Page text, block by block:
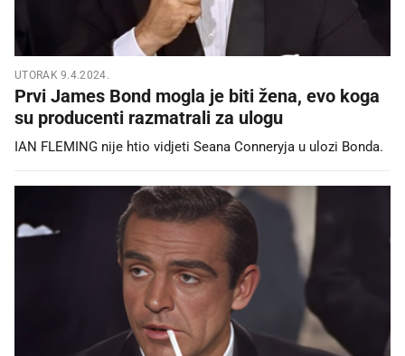
UTORAK 9.4.2024.
Prvi James Bond mogla je biti žena, evo koga
su producenti razmatrali za ulogu
IAN FLEMING nije htio vidjeti Seana Conneryja u ulozi Bonda.